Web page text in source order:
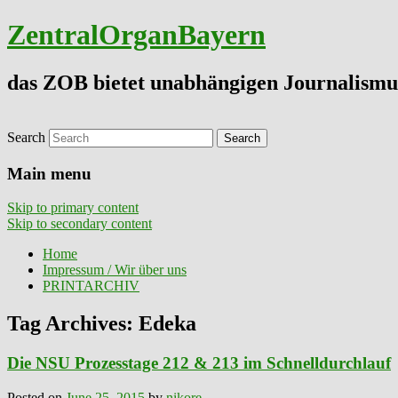
ZentralOrganBayern
das ZOB bietet unabhängigen
Search
Main menu
Skip to primary content
Skip to secondary content
Home
Impressum / Wir über uns
PRINTARCHIV
Tag Archives: Edeka
Die NSU Prozesstage 212 & 213 im Schnelldurchlauf